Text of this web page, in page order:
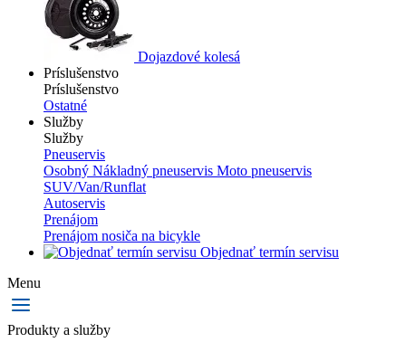
Dojazdové kolesá
Príslušenstvo
Príslušenstvo
Ostatné
Služby
Služby
Pneuservis
Osobný Nákladný pneuservis Moto pneuservis
SUV/Van/Runflat
Autoservis
Prenájom
Prenájom nosiča na bicykle
Objednať termín servisu
Menu
Produkty a služby